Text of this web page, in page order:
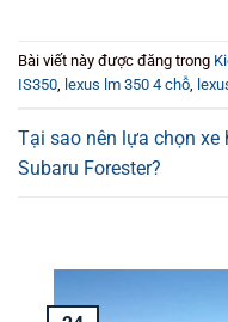
Bài viết này được đăng trong
IS350, lexus lm 350 4 chỗ,
Tại sao nên lựa chọn xe
Subaru Forester?